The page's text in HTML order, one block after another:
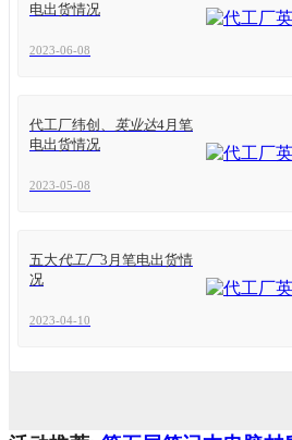
电出货情况
2023-06-08
代工厂纬创、 英业达4月笔
电出货情况
2023-05-08
五大代工厂3月笔电出货情
况
2023-04-10